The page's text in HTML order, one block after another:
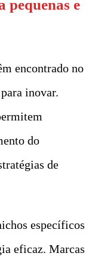
pequenas e
encontrado no
inovar.
do
de
específicos
eficaz. Marcas